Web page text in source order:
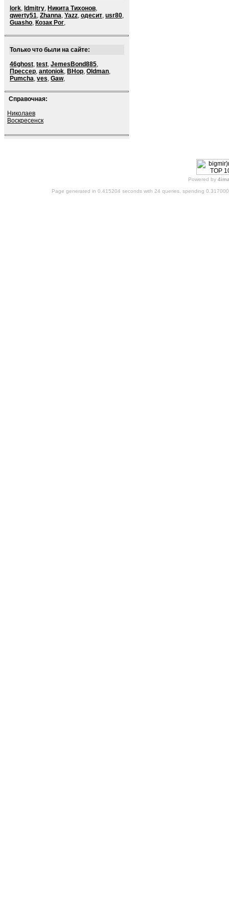
lork, ldmitry, Никита Тихонов,
qwerty51, Zhanna, Yazz, одесит, usr80,
Guasho, Козак Рог,
Только что были на сайте:
46ghost, test, JemesBond885,
Прессер, antoniok, BHop, Oldman,
Pumcha, ves, Gaw,
Справочная:
Николаев
Воскресенск
Powered by
Page generated in 0.415204 seconds with 24 queries, spending